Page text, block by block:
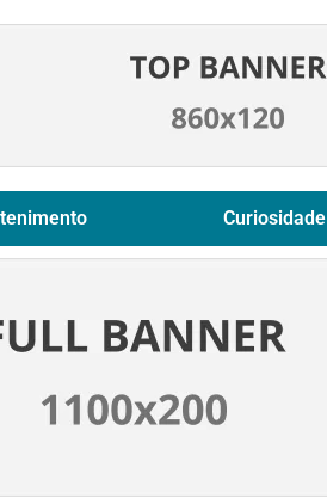
Curiosidade